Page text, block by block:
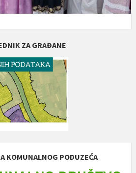
ZA GRAĐANE
KOMUNALNOG PODUZEĆA